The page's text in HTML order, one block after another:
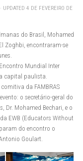
· UPDATED 4 DE FEVEREIRO DE
do Brasil, Mohamed
Zoghbi, encontraram-se
Mundial Inter
capital paulista.
da FAMBRAS
o secretário-geral do
Dr. Mohamed Bechari, e o
EWB (Educators Without
do encontro o
Goulart.